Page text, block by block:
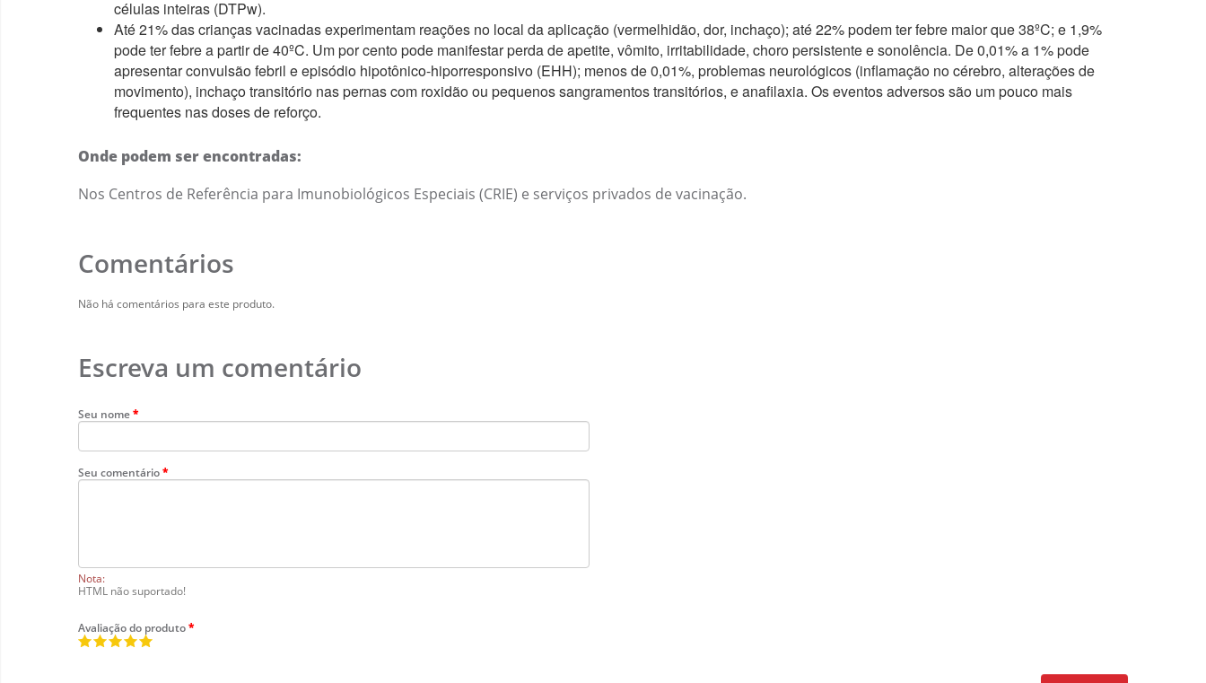
células inteiras (DTPw).
Até 21% das crianças vacinadas experimentam reações no local da aplicação (vermelhidão, dor, inchaço); até 22% podem ter febre maior que 38ºC; e 1,9%
pode ter febre a partir de 40ºC. Um por cento pode manifestar perda de apetite, vômito, irritabilidade, choro persistente e sonolência. De 0,01% a 1% pode
apresentar convulsão febril e episódio hipotônico-hiporresponsivo (EHH); menos de 0,01%, problemas neurológicos (inflamação no cérebro, alterações de
movimento), inchaço transitório nas pernas com roxidão ou pequenos sangramentos transitórios, e anafilaxia. Os eventos adversos são um pouco mais
frequentes nas doses de reforço.
Onde podem ser encontradas:
Nos Centros de Referência para Imunobiológicos Especiais (CRIE) e serviços privados de vacinação.
Comentários
Não há comentários para este produto.
Escreva um comentário
Seu nome
Seu comentário
Nota:
HTML não suportado!
Avaliação do produto